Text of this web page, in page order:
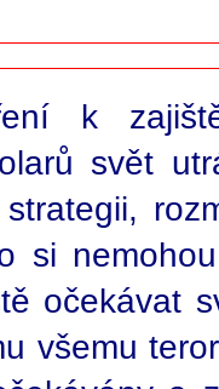
k
svět
si
očekávat
všemu